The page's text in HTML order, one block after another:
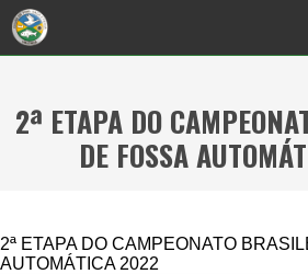
2ª ETAPA DO
DE FOSSA
2ª ETAPA DO CAMPEONATO
AUTOMÁTICA 2022